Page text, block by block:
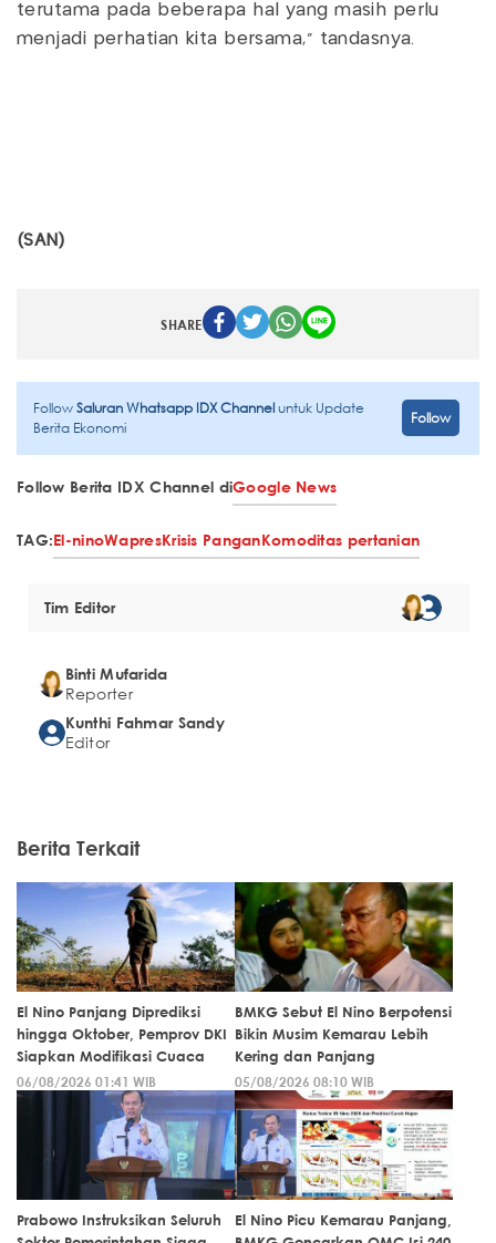
terutama pada beberapa hal yang masih perlu
menjadi perhatian kita bersama," tandasnya.
(SAN)
SHARE
FollowSaluran Whatsapp IDX Channeluntuk Update
Berita Ekonomi
Follow
Follow Berita IDX Channel diGoogle News
TAG:El-ninoWapresKrisis PanganKomoditas pertanian
Tim Editor
Binti Mufarida
Reporter
Kunthi Fahmar Sandy
Editor
Berita Terkait
El Nino Panjang Diprediksi
hingga Oktober, Pemprov DKI
Siapkan Modifikasi Cuaca
06/08/2026 01:41 WIB
BMKG Sebut El Nino Berpotensi
Bikin Musim Kemarau Lebih
Kering dan Panjang
05/08/2026 08:10 WIB
Prabowo Instruksikan Seluruh
El Nino Picu Kemarau Panjang,